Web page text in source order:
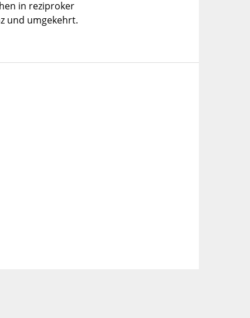
in reziproker
und umgekehrt.